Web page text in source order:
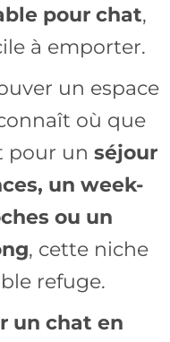
pour chat,
à emporter.
un espace
où que
pour un séjour
un week-
ou un
, cette niche
refuge.
un chat en